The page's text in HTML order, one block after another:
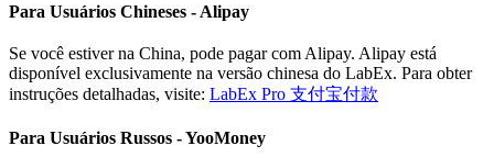
Para Usuários Chineses - Alipay
Se você estiver na China, pode pagar com Alipay. Alipay está
disponível exclusivamente na versão chinesa do LabEx. Para obter
instruções detalhadas, visite: LabEx Pro 支付宝付款
Para Usuários Russos - YooMoney